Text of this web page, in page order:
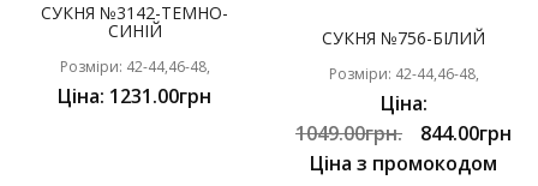
СУКНЯ №3142-ТЕМНО-
СИНІЙ
Розміри: 42-44,46-48,
Ціна: 1231.00грн
СУКНЯ №756-БІЛИЙ
Розміри: 42-44,46-48,
Ціна:
1049.00грн.
844.00грн
Ціна з промокодом